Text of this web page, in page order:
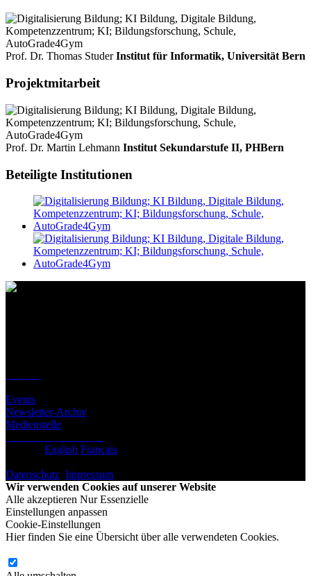
Prof. Dr. Thomas Studer Institut für Informatik, Universität Bern
Projektmitarbeit
Prof. Dr. Martin Lehmann Institut Sekundarstufe II, PHBern
Beteiligte Institutionen
Events
Newsletter-Archiv
Medienstelle
English Français
Datenschutz Impressum
Wir verwenden Cookies auf unserer Website
Alle akzeptieren Nur Essenzielle
Einstellungen anpassen
Cookie-Einstellungen
Hier finden Sie eine Übersicht über alle verwendeten Cookies.